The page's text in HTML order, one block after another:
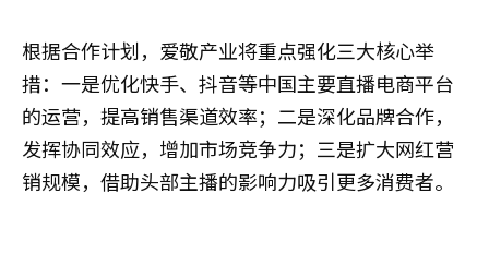
根据合作计划，爱敬产业将重点强化三大核心举
措：一是优化快手、抖音等中国主要直播电商平台
的运营，提高销售渠道效率；二是深化品牌合作，
发挥协同效应，增加市场竞争力；三是扩大网红营
销规模，借助头部主播的影响力吸引更多消费者。